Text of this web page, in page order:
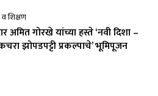
शिक्षण
अमित गोरखे यांच्या हस्ते ‘नवी दिशा –
झोपडपट्टी प्रकल्पाचे’ भूमिपूजन